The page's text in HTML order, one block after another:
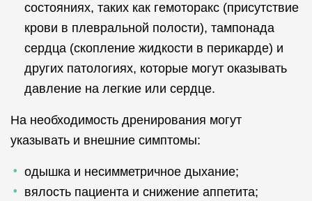
состояниях, таких как гемоторакс (присутствие
крови в плевральной полости), тампонада
сердца (скопление жидкости в перикарде) и
других патологиях, которые могут оказывать
давление на легкие или сердце.
На необходимость дренирования могут
указывать и внешние симптомы:
одышка и несимметричное дыхание;
вялость пациента и снижение аппетита;